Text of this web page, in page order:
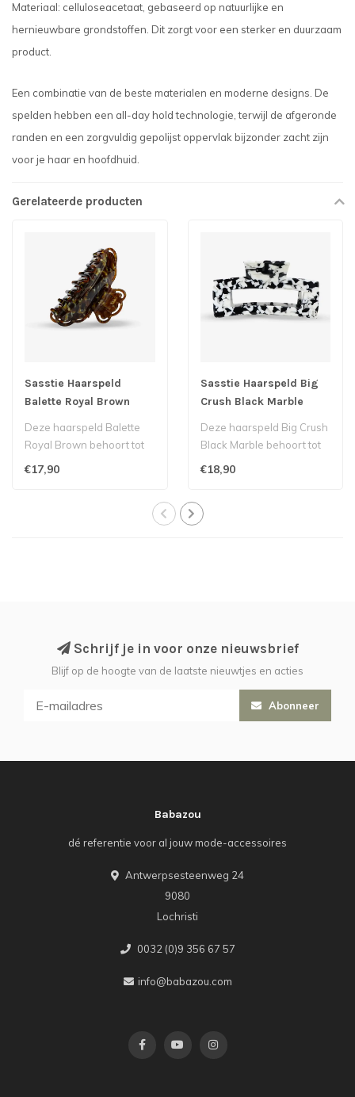
Materiaal: celluloseacetaat, gebaseerd op natuurlijke en
hernieuwbare grondstoffen. Dit zorgt voor een sterker en duurzaam
product.
Een combinatie van de beste materialen en moderne designs. De
spelden hebben een all-day hold technologie, terwijl de afgeronde
randen en een zorgvuldig gepolijst oppervlak bijzonder zacht zijn
voor je haar en hoofdhuid.
Gerelateerde producten
Sasstie Haarspeld
Balette Royal Brown
Deze haarspeld Balette
Royal Brown behoort tot
het Duitse label Sasstie...
€17,90
Sasstie Haarspeld Big
Crush Black Marble
Deze haarspeld Big Crush
Black Marble behoort tot
het Duitse label Sasstie...
€18,90
Schrijf je in voor onze nieuwsbrief
Blijf op de hoogte van de laatste nieuwtjes en acties
Abonneer
Babazou
dé referentie voor al jouw mode-accessoires
Antwerpsesteenweg 24
9080
Lochristi
0032 (0)9 356 67 57
info@babazou.com